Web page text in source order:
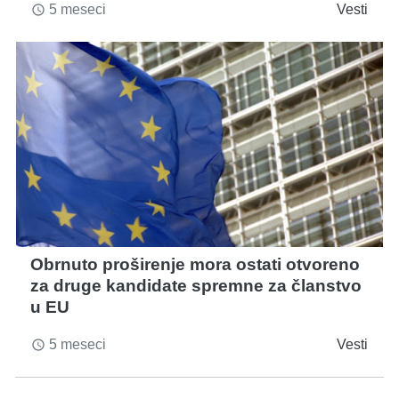
access_time 5 meseci Vesti
Obrnuto proširenje mora ostati otvoreno
za druge kandidate spremne za članstvo
u EU
access_time 5 meseci Vesti